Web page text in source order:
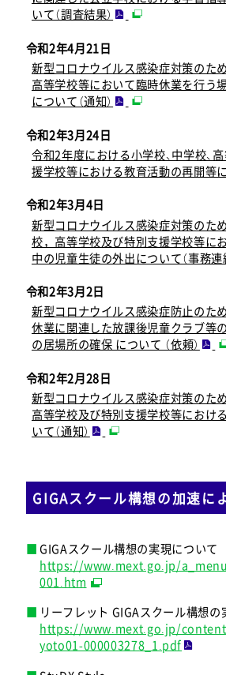
いて（調査結果）
令和2年4月21日
新型コロナウイルス感染症対策のため
高等学校等において臨時休業を行う
について（通知）
令和2年3月24日
令和2年度における小学校、中学校、
援学校等における教育活動の再開等に
令和2年3月4日
新型コロナウイルス感染症対策のた
校，高等学校及び特別支援学校等に
中の児童生徒の外出について（事務連
令和2年3月2日
新型コロナウイルス感染症防止のた
休業に関連した放課後児童クラブ等
の居場所の確保 について （依頼）
令和2年2月28日
新型コロナウイルス感染症対策のた
高等学校及び特別支援学校等におけ
いて（通知）
GIGAスクール構想の加速に
GIGAスクール構想の実現について
https://www.mext.go.jp/
001.htm
リーフレット GIGAスクール構想の
https://www.mext.go.jp/
yoto01-000003278_1.pdf